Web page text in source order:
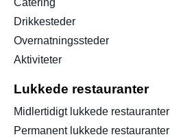
Drikkesteder
Overnatningssteder
Aktiviteter
Lukkede restauranter
Midlertidigt lukkede restauranter
Permanent lukkede restauranter